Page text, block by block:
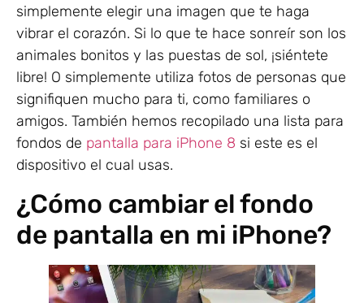
simplemente elegir una imagen que te haga
vibrar el corazón. Si lo que te hace sonreír son los
animales bonitos y las puestas de sol, ¡siéntete
libre! O simplemente utiliza fotos de personas que
signifiquen mucho para ti, como familiares o
amigos. También hemos recopilado una lista para
fondos de pantalla para iPhone 8 si este es el
dispositivo el cual usas.
¿Cómo cambiar el fondo
de pantalla en mi iPhone?